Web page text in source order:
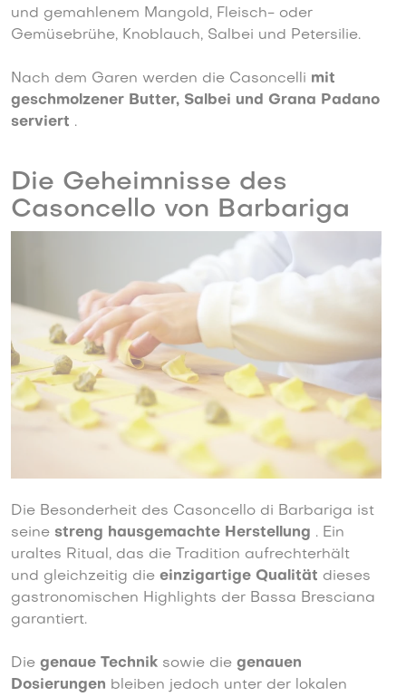
und gemahlenem Mangold, Fleisch- oder
Gemüsebrühe, Knoblauch, Salbei und Petersilie.
Nach dem Garen werden die Casoncelli mit
geschmolzener Butter, Salbei und Grana Padano
serviert .
Die Geheimnisse des
Casoncello von Barbariga
Die Besonderheit des Casoncello di Barbariga ist
seine streng hausgemachte Herstellung . Ein
uraltes Ritual, das die Tradition aufrechterhält
und gleichzeitig die einzigartige Qualität dieses
gastronomischen Highlights der Bassa Bresciana
garantiert.
Die genaue Technik sowie die genauen
Dosierungen bleiben jedoch unter der lokalen